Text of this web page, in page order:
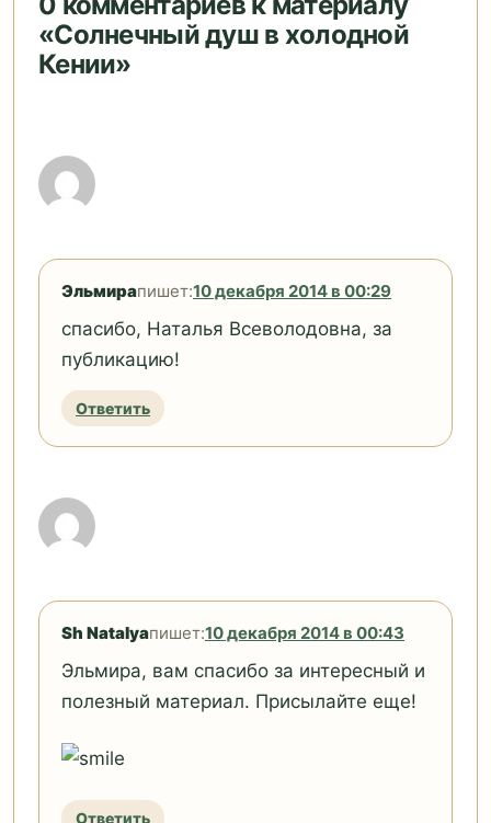
«Солнечный душ в холодной
Кении»
Эльмирапишет:10 декабря 2014 в 00:29
спасибо, Наталья Всеволодовна, за
публикацию!
Ответить
Sh Natalyaпишет:10 декабря 2014 в 00:43
Эльмира, вам спасибо за интересный и
полезный материал. Присылайте еще!
Ответить